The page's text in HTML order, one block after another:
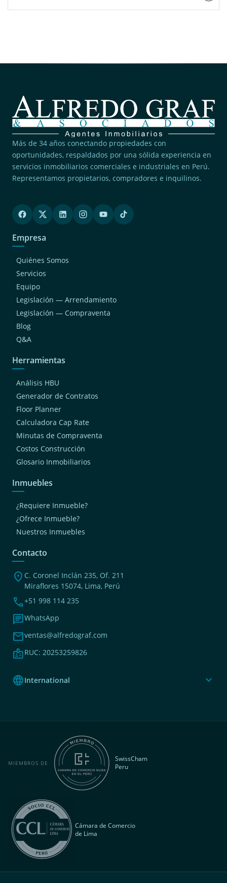
Más de 34 años conectando propiedades con
oportunidades, respaldados por una sólida experiencia en
servicios inmobiliarios comerciales e industriales en Perú.
Representamos propietarios, compradores e inquilinos.
Empresa
Quiénes Somos
Servicios
Equipo
Legislación — Arrendamiento
Legislación — Compraventa
Blog
Q&A
Herramientas
Análisis HBU
Generador de Contratos
Floor Planner
Calculadora Cap Rate
Minutas de Compraventa
Costos Construcción
Glosario Inmobiliarios
Inmuebles
¿Requiere Inmueble?
¿Ofrece Inmueble?
Nuestros Inmuebles
Contacto
location_on C. Coronel Inclán 235, Of. 211
Miraflores 15074, Lima, Perú
phone+51 998 114 235
chatWhatsApp
mailventas@alfredograf.com
badgeRUC: 20253259826
languageInternational expand_more
MIEMBROS DE
SwissCham
Peru
Cámara de Comercio
de Lima